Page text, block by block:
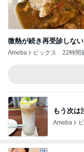
微熱が続き再受診しな
Amebaトピックス 22時間
もう次は
Amebaト